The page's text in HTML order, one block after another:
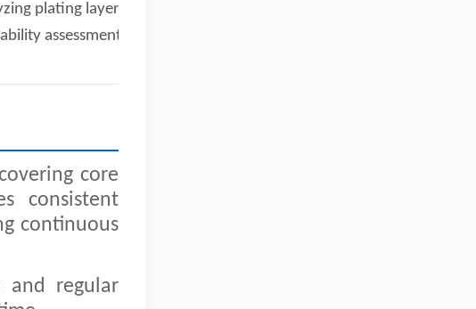
plating layer
assessment
core
consistent
continuous
and regular